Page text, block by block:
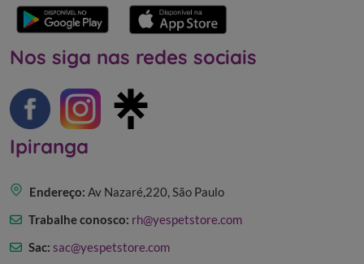
Nos siga nas redes sociais
Ipiranga
Endereço: Av Nazaré,220, São Paulo
Trabalhe conosco: rh@yespetstore.com
Sac: sac@yespetstore.com